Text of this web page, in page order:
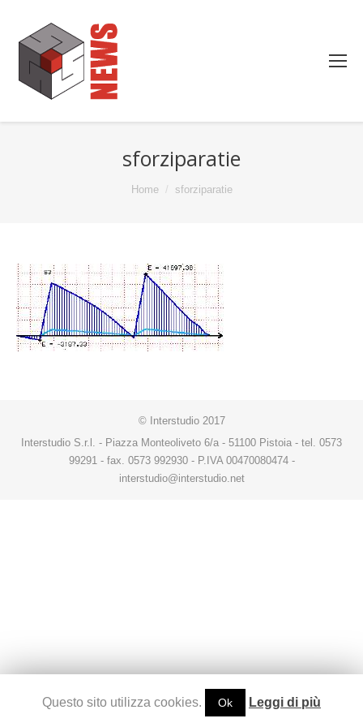
sforziparatie
Home sforziparatie
© Interstudio 2017
Interstudio S.r.l. - Piazza Monteoliveto 6/a - 51100 Pistoia - tel. 0573
99291 - fax. 0573 992930 - P.IVA 00470080474 -
interstudio@interstudio.net
Questo sito utilizza cookies. Ok Leggi di più